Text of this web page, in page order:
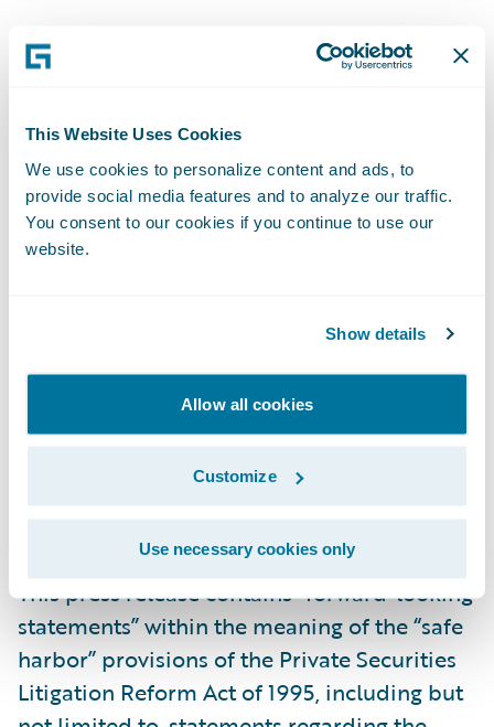
This Website Uses Cookies
We use cookies to personalize content and ads, to
provide social media features and to analyze our traffic.
You consent to our cookies if you continue to use our
website.
Show details
Allow all cookies
Customize
Use necessary cookies only
Kontakt
Senior Manager, Public Relations - EMEA
Guidewire Software, Inc.
+44 7436 002 058
scoughlin@guidewire.com
HINWEIS: Informationen zu den Marken von
Guidewire finden Sie unter
https://www.guidewire.com/legal-notices.
Cautionary Language Concerning
Forward-Looking Statements
This press release contains “forward-looking
statements” within the meaning of the “safe
harbor” provisions of the Private Securities
Litigation Reform Act of 1995, including but